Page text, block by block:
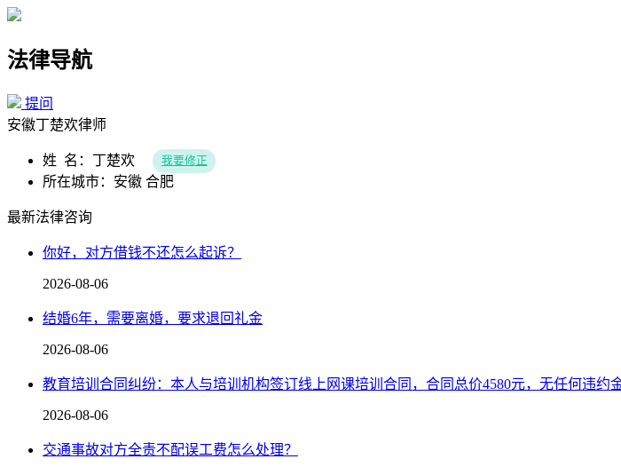
法律导航
提问
安徽丁楚欢律师
姓 名：丁楚欢 我要修正
所在城市：安徽 合肥
最新法律咨询
你好，对方借钱不还怎么起诉？
2026-08-06
结婚6年，需要离婚，要求退回礼金
2026-08-06
教育培训合同纠纷：本人与培训机构签订线上网课培训合同，合同总价4580元，无任何违约金
2026-08-06
交通事故对方全责不配误工费怎么处理？